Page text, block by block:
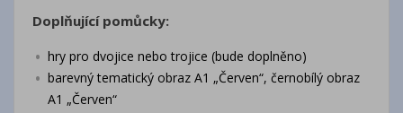
Doplňující pomůcky:
hry pro dvojice nebo trojice (bude doplněno)
barevný tematický obraz A1 „Červen“, černobílý obraz
A1 „Červen“